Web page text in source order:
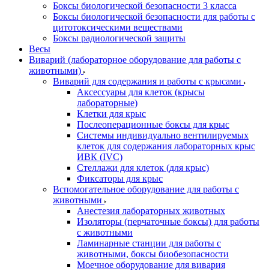
Боксы биологической безопасности 3 класса
Боксы биологической безопасности для работы с
цитотоксическими веществами
Боксы радиологической защиты
Весы
Виварий (лабораторное оборудование для работы с
животными)
Виварий для содержания и работы с крысами
Аксессуары для клеток (крысы
лабораторные)
Клетки для крыс
Послеоперационные боксы для крыс
Системы индивидуально вентилируемых
клеток для содержания лабораторных крыс
ИВК (IVC)
Стеллажи для клеток (для крыс)
Фиксаторы для крыс
Вспомогательное оборудование для работы с
животными
Анестезия лабораторных животных
Изоляторы (перчаточные боксы) для работы
с животными
Ламинарные станции для работы с
животными, боксы биобезопасности
Моечное оборудование для вивария